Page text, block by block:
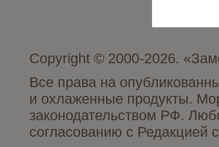
Copyright © 2000-2026.
Все права на
и охлаженные продукты.
законодательством РФ.
согласованию с Редакцией